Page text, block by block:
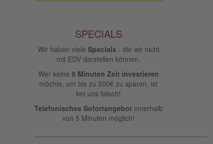
SPECIALS
Wir haben viele Specials - die wir nicht
mit EDV darstellen können.
Wer keine 5 Minuten Zeit investieren
möchte, um bis zu 200€ zu sparen, ist
bei uns falsch!
Telefonisches Sofortangebot innerhalb
von 5 Minuten möglich!